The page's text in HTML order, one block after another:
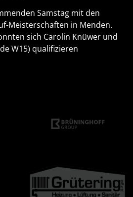
Samstag mit den
Meisterschaften in Menden.
sich Carolin Knüwer und
W15) qualifizieren